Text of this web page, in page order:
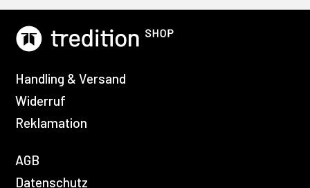
Handling & Versand
Widerruf
Reklamation
AGB
Datenschutz